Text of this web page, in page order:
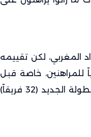
لقبه بانتصار متين 2-0 على الوداد المغربي، لكن تقييمه
خياراً ذكياً للمراهنين، خاصة قبل
مواجهات محتملة ضد إنتر ميلان وبايرن ميونخ، لكن مسار البطولة الجديد (32 فريقاً)